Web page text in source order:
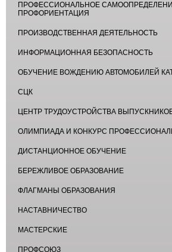
ПРОФЕССИОНАЛЬНОЕ
ПРОФОРИЕНТАЦИЯ
ПРОИЗВОДСТВЕННАЯ ДЕЯТЕЛЬНОСТЬ
ИНФОРМАЦИОННАЯ БЕЗОПАСНОСТЬ
ОБУЧЕНИЕ ВОЖДЕНИЮ АВТОМОБИЛЕЙ
СЦК
ЦЕНТР ТРУДОУСТРОЙСТВА
ОЛИМПИАДА И КОНКУРС
ДИСТАНЦИОННОЕ ОБУЧЕНИЕ
БЕРЕЖЛИВОЕ ОБРАЗОВАНИЕ
ФЛАГМАНЫ ОБРАЗОВАНИЯ
НАСТАВНИЧЕСТВО
МАСТЕРСКИЕ
ПРОФСОЮЗ